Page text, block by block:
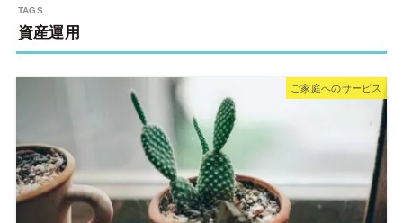
資産運用
ご家庭へのサービス